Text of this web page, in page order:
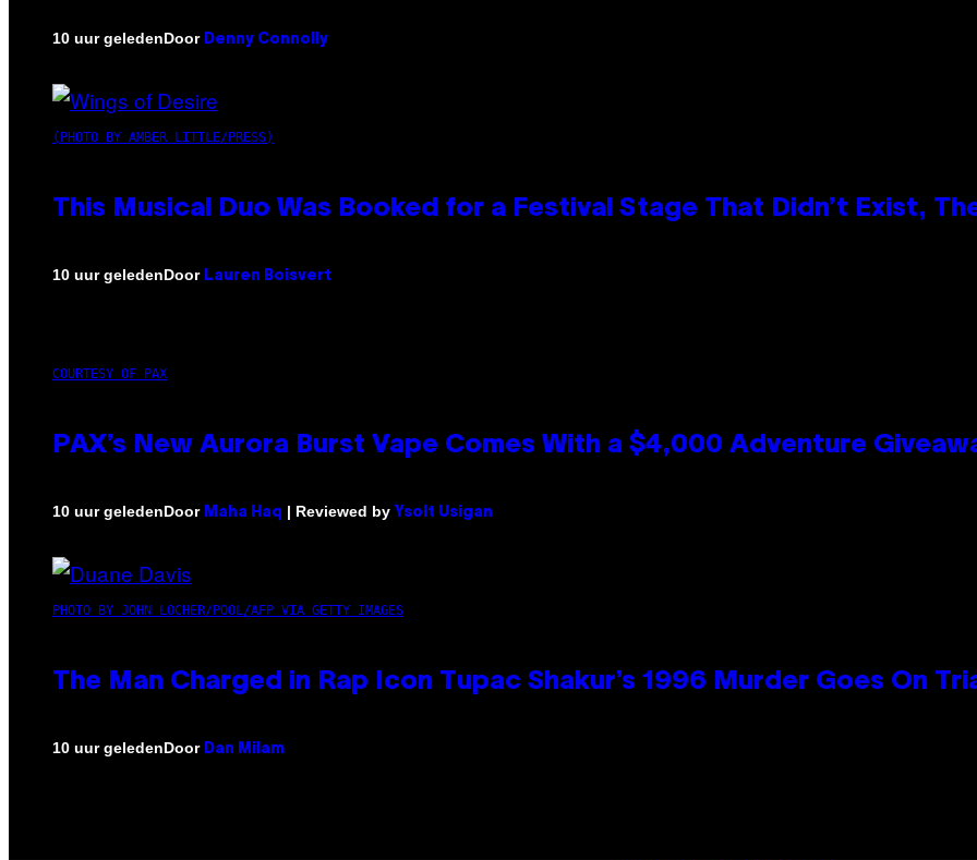
10 uur geledenDoor Denny Connolly
(PHOTO BY AMBER LITTLE/PRESS)
This Musical Duo Was Booked for a Festival Stage That Didn’t Exist,
10 uur geledenDoor Lauren Boisvert
COURTESY OF PAX
PAX’s New Aurora Burst Vape Comes With a $4,000 Adventure
10 uur geledenDoor Maha Haq | Reviewed by Ysolt Usigan
PHOTO BY JOHN LOCHER/POOL/AFP VIA GETTY IMAGES
The Man Charged in Rap Icon Tupac Shakur’s 1996 Murder Goes On
10 uur geledenDoor Dan Milam